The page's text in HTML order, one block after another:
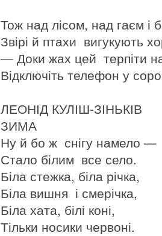
Тож над лісом, над гаєм і
Звірі й птахи вигукують
— Доки жах цей терпіти
Відключіть телефон у
ЛЕОНІД КУЛІШ-ЗІНЬКІВ
ЗИМА
Ну й бо ж снігу намело —
Стало білим все село.
Біла стежка, біла річка,
Біла вишня і смерічка,
Біла хата, білі коні,
Тільки носики червоні.